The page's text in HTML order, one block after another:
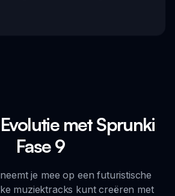
met Sprunki
Fase 9
je mee op een futuristische
muziektracks kunt creëren met